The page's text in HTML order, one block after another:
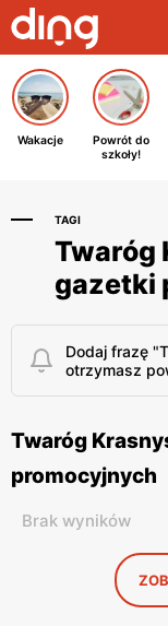
Wakacje
Powrót do
szkoły!
TAGI
Twaróg
gazetki
Dodaj frazę
otrzymasz
Twaróg
promocyjnych
Brak wyników